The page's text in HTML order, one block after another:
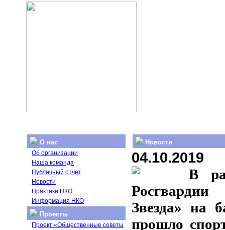
О нас
Об организации
Наша команда
Публичный отчет
Новости
Практики НКО
Информация НКО
Проекты
Проект «Общественные советы
Новости
04.10.2019
В
Звезда» на
прошло